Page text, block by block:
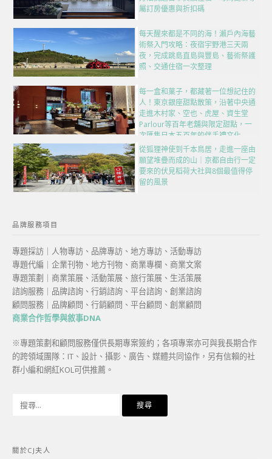
屬訂房優惠與折扣碼
每天醒來都是不同的海！瀨戶內海藝
術祭入門攻略：夜宿宇野港三天兩
夜，完成跳島直島與豐島、藝術祭護
照、交通住宿一次整理
每一盒和菓子，都藏著一位想記住的
人！東京銀座甜點散策，沿著中央通
走進木村家、空也、虎屋、資生堂
Parlour等百年老舖與限定甜點，一
次匯集日本五百年的伴手禮文化
從狐狸神使到千本鳥居，走進一座由
願望堆疊而成的山｜京都自由行一定
要來的伏見稻荷大社與8個最值得停
留的風景
品牌服務項目
專題採訪｜人物專訪、品牌專訪、地方專訪、活動專訪
專題代編｜企業刊物、地方刊物、商業專欄、商業文案
專題策劃｜商業策展、活動策展、旅行策展、生活策展
諮詢服務｜品牌諮詢、行銷諮詢、平台諮詢、創業諮詢
顧問服務｜品牌顧問、行銷顧問、平台顧問、創業顧問
商業合作哲學與敘事DNA
※專題策劃和顧問服務僅供長期專案簽約；各項專案亦可與我長期合作
的跨領域團隊：IT、設計、攝影、廣告、媒體共同協作，另有信賴的社
群小編和網紅KOL可供推薦。
字:
關於CJ夫人